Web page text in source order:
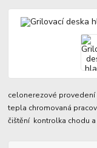
celonerezové
tepla chromovaná
čištění kontrolka chodu